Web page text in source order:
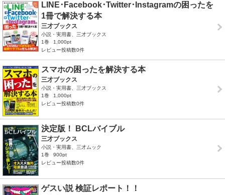
LINE･Facebook･Twitter･Instagramの困ったを
1冊で解決する本
三才ブックス
小説・実用書、三才ブックス
1巻
1,000pt
レビュー投稿数0件
スマホの困ったを解決する本
三才ブックス
小説・実用書、三才ブックス
1巻
1,000pt
レビュー投稿数0件
決定版！ BCLバイブル
三才ブックス
小説・実用書、三才ムック
1巻
900pt
レビュー投稿数0件
ゲスい説 検証レポート！！